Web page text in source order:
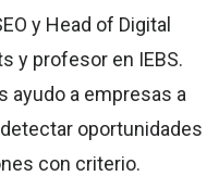
y Head of Digital
y profesor en IEBS.
ayudo a empresas a
oportunidades
con criterio.